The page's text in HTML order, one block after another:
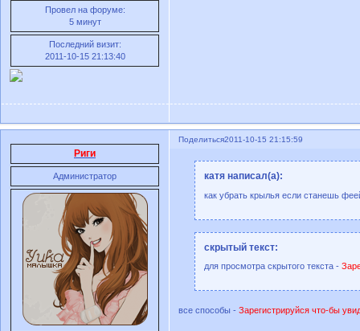
Провел на форуме:
5 минут
Последний визит:
2011-10-15 21:13:40
Поделиться2011-10-15 21:15:59
Риги
Администратор катя написал(а):
как убрать крылья если станешь
скрытый текст:
для просмотра скрытого текста -
все способы -Зарегистрируйся что-бы